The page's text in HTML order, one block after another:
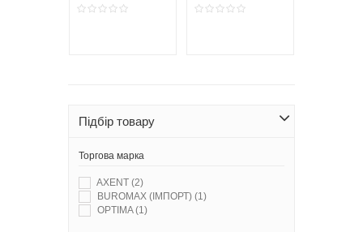
Підбір товару
Торгова марка
AXENT (2)
BUROMAX (ІМПОРТ) (1)
OPTIMA(1)